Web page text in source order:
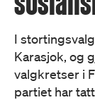
I
Karasjok, og
valgkretser i
partiet har